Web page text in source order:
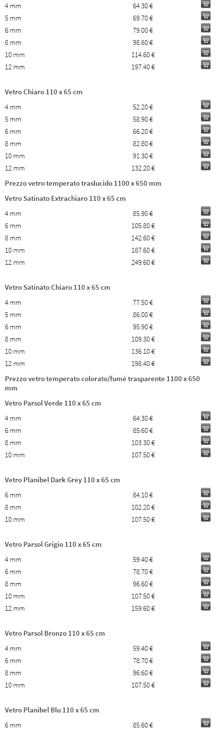
4 mm
64.30 €
5 mm
69.70 €
6 mm
79.00 €
8 mm
98.60 €
10 mm
114.60 €
12 mm
197.40 €
Vetro Chiaro 110 x 65 cm
4 mm
52.20 €
5 mm
58.90 €
6 mm
66.20 €
8 mm
82.80 €
10 mm
91.30 €
12 mm
132.20 €
Prezzo vetro temperato traslucido 1100 x 650 mm
Vetro Satinato Extrachiaro 110 x 65 cm
4 mm
85.90 €
6 mm
105.80 €
8 mm
142.60 €
10 mm
187.60 €
12 mm
249.60 €
Vetro Satinato Chiaro 110 x 65 cm
4 mm
77.50 €
5 mm
86.00 €
6 mm
95.90 €
8 mm
109.30 €
10 mm
136.10 €
12 mm
198.40 €
Prezzo vetro temperato colorato/fumé trasparente 1100 x 650
mm
Vetro Parsol Verde 110 x 65 cm
4 mm
64.30 €
6 mm
85.60 €
8 mm
103.30 €
10 mm
107.50 €
Vetro Planibel Dark Grey 110 x 65 cm
6 mm
84.10 €
8 mm
102.20 €
10 mm
107.50 €
Vetro Parsol Grigio 110 x 65 cm
4 mm
59.40 €
6 mm
78.70 €
8 mm
96.60 €
10 mm
107.50 €
12 mm
159.60 €
Vetro Parsol Bronzo 110 x 65 cm
4 mm
59.40 €
6 mm
78.70 €
8 mm
96.60 €
10 mm
107.50 €
Vetro Planibel Blu 110 x 65 cm
6 mm
85.60 €